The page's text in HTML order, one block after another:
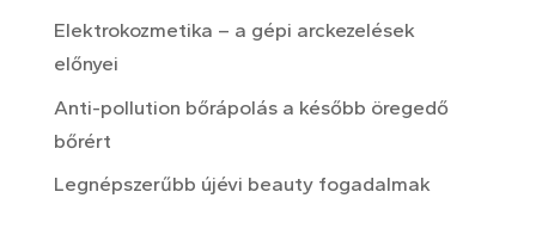
Elektrokozmetika – a gépi arckezelések
előnyei
Anti-pollution bőrápolás a később öregedő
bőrért
Legnépszerűbb újévi beauty fogadalmak